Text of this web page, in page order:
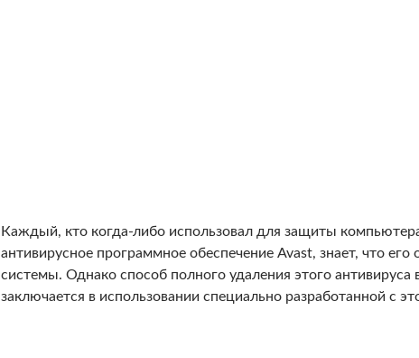
Каждый, кто когда-либо использовал для защиты
антивирусное программное обеспечение Avast, знает, что его
системы. Однако способ полного удаления этого антивируса
заключается в использовании специально разработанной с